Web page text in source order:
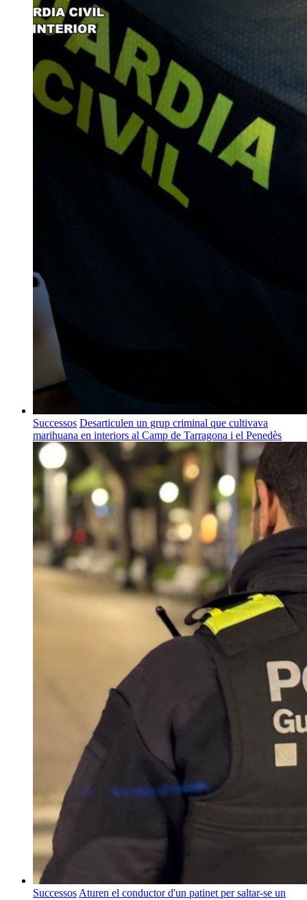
Successos Desarticulen un grup criminal que cultivava
marihuana en interiors al Camp de Tarragona i el Penedès
Successos Aturen el conductor d'un patinet per saltar-se un